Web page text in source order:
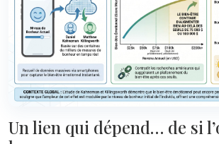
Un lien qui dépend… de si